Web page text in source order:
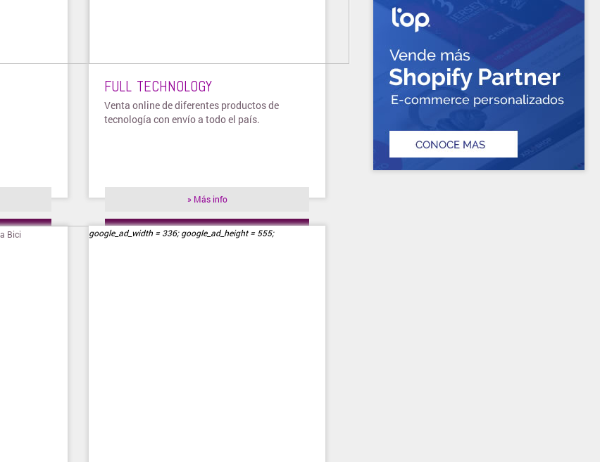
FULL TECHNOLOGY
Venta online de diferentes productos de
tecnología con envío a todo el país.
» Más info
» Visitar tienda
google_ad_width = 336; google_ad_height = 555;